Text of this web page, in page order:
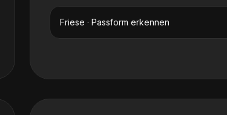
Friese · Passform erkennen